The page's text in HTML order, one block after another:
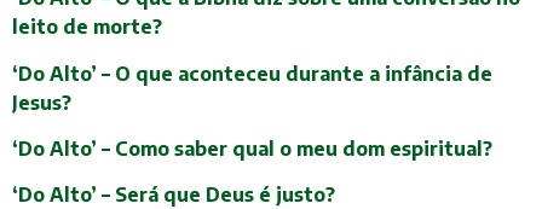
leito de morte?
‘Do Alto’ – O que aconteceu durante a infância de
Jesus?
‘Do Alto’ – Como saber qual o meu dom espiritual?
‘Do Alto’ – Será que Deus é justo?